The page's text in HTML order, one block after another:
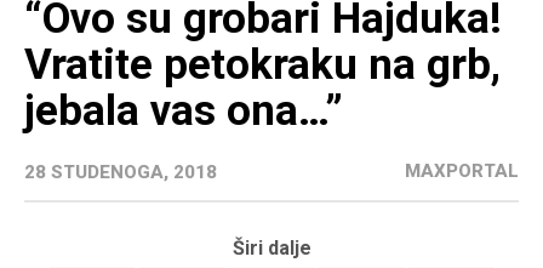
“Ovo su grobari Hajduka!
Vratite petokraku na grb,
jebala vas ona…”
28 STUDENOGA, 2018 MAXPORTAL
Širi dalje